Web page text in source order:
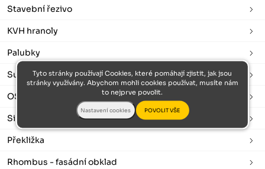
Stavební řezivo
KVH hranoly
Palubky
Sušené a hoblované
OSB desky
Sibiřský modřín
Překližka
Rhombus - fasádní obklad
Tyto stránky používají Cookies, které pomáhají zjistit, jak jsou
stránky využívány. Abychom mohli cookies používat, musíte nám
to nejprve povolit.